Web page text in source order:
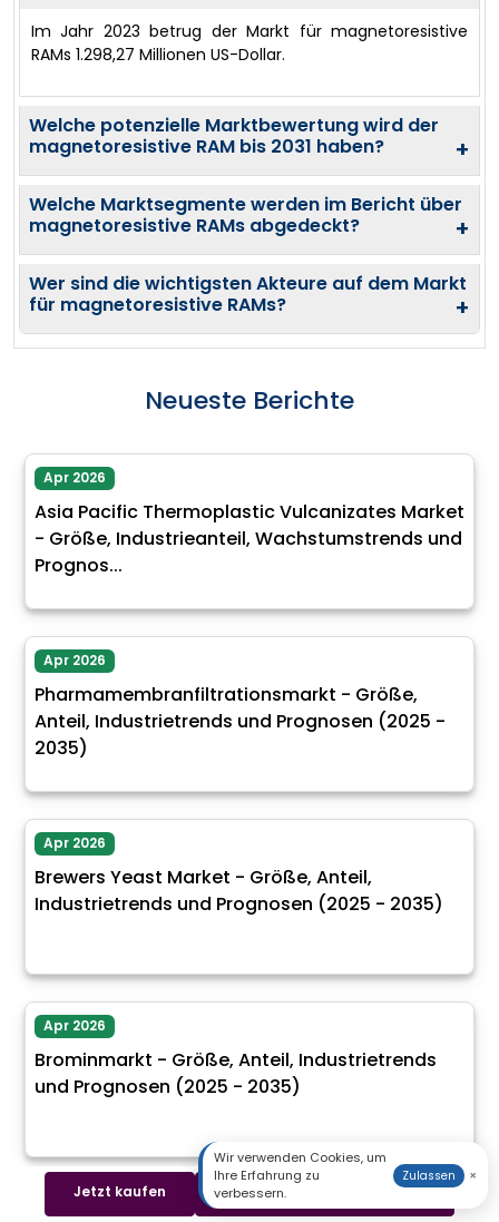
Im Jahr 2023 betrug der Markt für magnetoresistive
RAMs 1.298,27 Millionen US-Dollar.
Welche potenzielle Marktbewertung wird der
magnetoresistive RAM bis 2031 haben?
+
Welche Marktsegmente werden im Bericht über
magnetoresistive RAMs abgedeckt?
+
Wer sind die wichtigsten Akteure auf dem Markt
für magnetoresistive RAMs?
+
Neueste Berichte
Apr 2026
Asia Pacific Thermoplastic Vulcanizates Market
- Größe, Industrieanteil, Wachstumstrends und
Prognos...
Apr 2026
Pharmamembranfiltrationsmarkt - Größe,
Anteil, Industrietrends und Prognosen (2025 -
2035)
Apr 2026
Brewers Yeast Market - Größe, Anteil,
Industrietrends und Prognosen (2025 - 2035)
Apr 2026
Brominmarkt - Größe, Anteil, Industrietrends
und Prognosen (2025 - 2035)
Jetzt kaufen Beispiel herunterladen
Wir verwenden Cookies, um
Ihre Erfahrung zu
verbessern.
Zulassen ×